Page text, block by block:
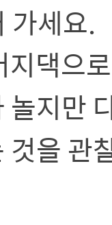
가세요.
지댁으
놀지만
것을 관